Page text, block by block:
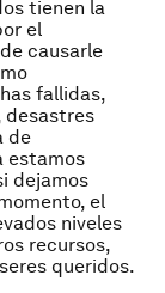
tienen la
el
causarle
fallidas,
desastres
de
estamos
dejamos
el
niveles
recursos,
queridos.